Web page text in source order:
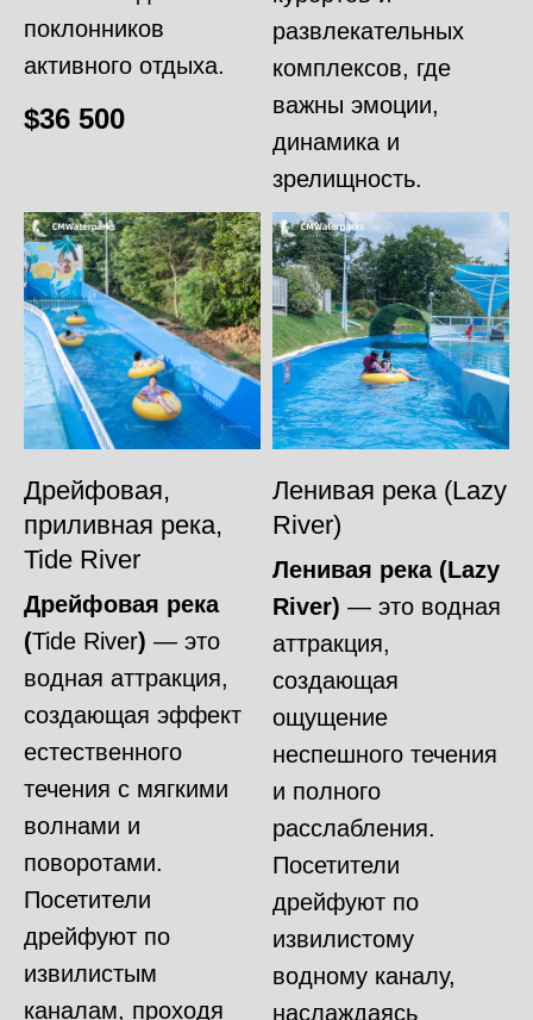
поклонников
активного отдыха.
$36 500
развлекательных
комплексов, где
важны эмоции,
динамика и
зрелищность.
Дрейфовая,
приливная река,
Tide River
Дрейфовая река
(Tide River) — это
водная аттракция,
создающая эффект
естественного
течения с мягкими
волнами и
поворотами.
Посетители
дрейфуют по
извилистым
каналам, проходя
Ленивая река (Lazy
River)
Ленивая река (Lazy
River) — это водная
аттракция,
создающая
ощущение
неспешного течения
и полного
расслабления.
Посетители
дрейфуют по
извилистому
водному каналу,
наслаждаясь